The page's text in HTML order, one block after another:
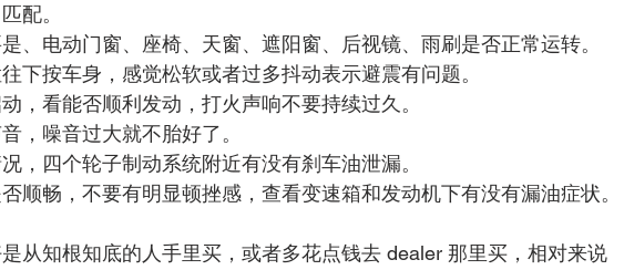
配。
、电动门窗、座椅、天窗、遮阳窗、后视镜、雨刷是否正常运转。
下按车身，感觉松软或者过多抖动表示避震有问题。
，看能否顺利发动，打火声响不要持续过久。
，噪音过大就不胎好了。
，四个轮子制动系统附近有没有刹车油泄漏。
顺畅，不要有明显顿挫感，查看变速箱和发动机下有没有漏油症状。
从知根知底的人手里买，或者多花点钱去 dealer 那里买，相对来说